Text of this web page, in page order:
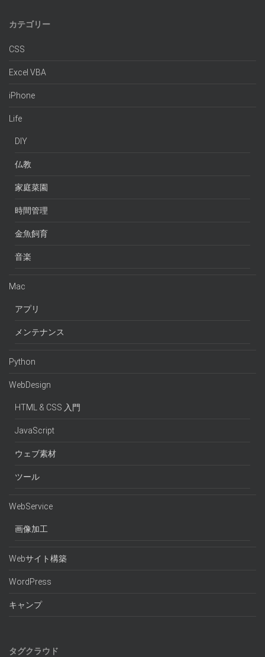
カテゴリー
CSS
Excel VBA
iPhone
Life
DIY
仏教
家庭菜園
時間管理
金魚飼育
音楽
Mac
アプリ
メンテナンス
Python
WebDesign
HTML & CSS 入門
JavaScript
ウェブ素材
ツール
WebService
画像加工
Webサイト構築
WordPress
キャンプ
タグクラウド